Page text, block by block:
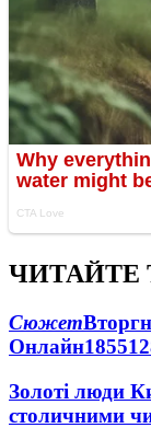
ЧИТАЙТЕ
Сюжет
Онлайн1855
Золоті люди
столичними